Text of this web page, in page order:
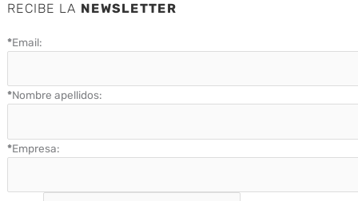
RECIBE LA NEWSLETTER
*Email:
*Nombre apellidos:
*Empresa: